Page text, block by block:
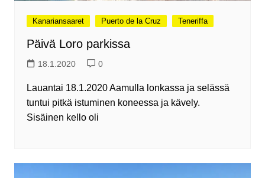
Kanariansaaret Puerto de la Cruz Teneriffa
Päivä Loro parkissa
18.1.2020 0
Lauantai 18.1.2020 Aamulla lonkassa ja selässä
tuntui pitkä istuminen koneessa ja kävely.
Sisäinen kello oli